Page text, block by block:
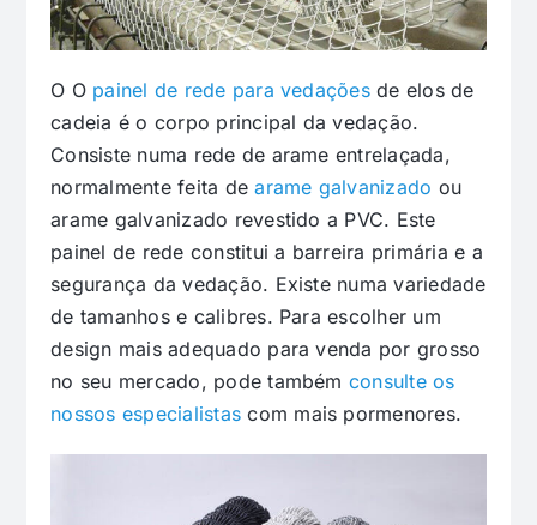
O O painel de rede para vedaçõesde elos de
cadeia é o corpo principal da vedação.
Consiste numa rede de arame entrelaçada,
normalmente feita dearame galvanizado ou
arame galvanizado revestido a PVC. Este
painel de rede constitui a barreira primária e a
segurança da vedação. Existe numa variedade
de tamanhos e calibres. Para escolher um
design mais adequado para venda por grosso
no seu mercado, pode também consulte os
nossos especialistas com mais pormenores.